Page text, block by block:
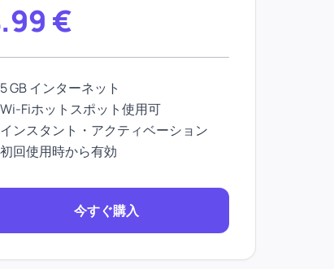
€
5 GB インターネット
Wi-Fiホットスポット使用可
インスタント・アクティベーション
初回使用時から有効
今すぐ購入